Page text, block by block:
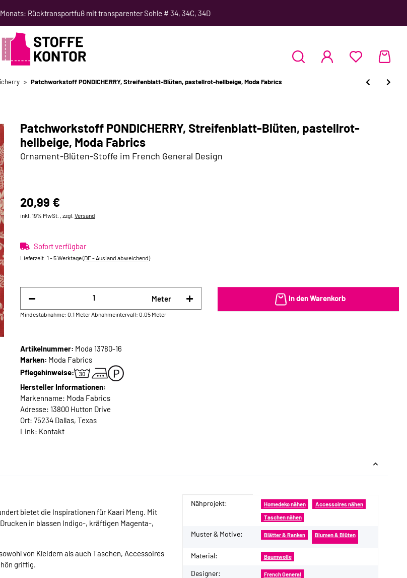
Rücktransportfuß mit transparenter Sohle # 34, 34C, 34D
NÄHKURSE
Patchworkstoff PONDICHERRY, Streifenblatt-Blüten, pastellrot-hellbeige, Moda Fabrics
Patchworkstoff PONDICHERRY, Streifenblatt-Blüten, pastellrot-
hellbeige, Moda Fabrics
Ornament-Blüten-Stoffe im French General Design
20,99 €
inkl. 19% MwSt. , zzgl. Versand
Sofort verfügbar
Lieferzeit: 1 - 5 Werktage(DE - Ausland abweichend)
Meter
Mindestabnahme: 0.1 MeterAbnahmeintervall: 0.05 Meter
In den Warenkorb
Artikelnummer: Moda 13780-16
Marken: Moda Fabrics
Pflegehinweise:
Hersteller Informationen:
Markenname: Moda Fabrics
Adresse: 13800 Hutton Drive
Ort: 75234 Dallas, Texas
Link: Kontakt
bietet die Inspirationen für Kaari Meng. Mit
in blassen Indigo-, kräftigen Magenta-,
von Kleidern als auch Taschen, Accessoires
griffig.
Produkteigenschaft
Wert
Nähprojekt: Homedeko nähen Accessoires nähen
Taschen nähen
Muster & Motive: Blätter & Ranken Blumen & Blüten
Material: Baumwolle
Designer: French General